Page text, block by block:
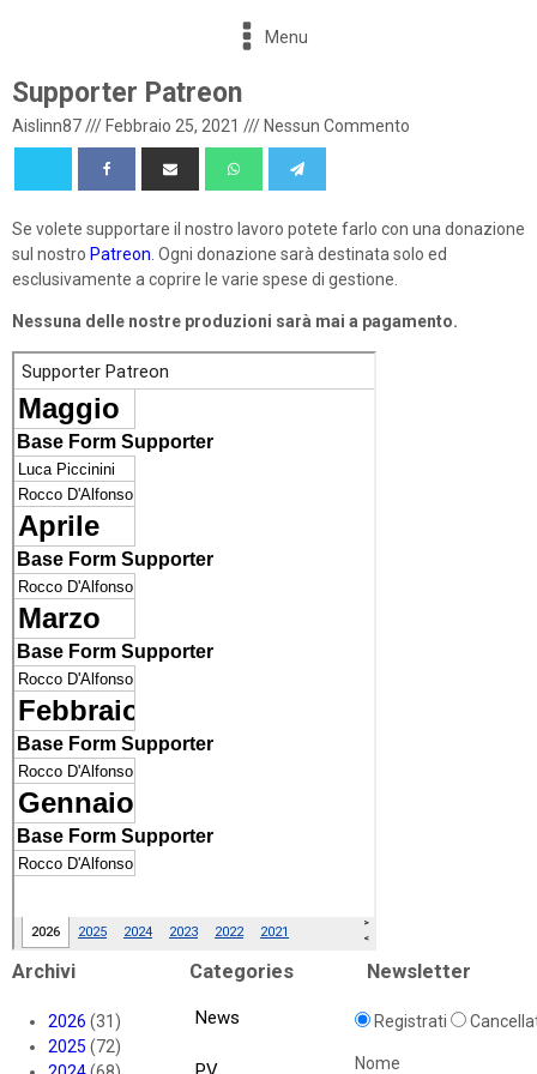
Menu
Supporter Patreon
Aislinn87/// Febbraio 25, 2021 /// Nessun Commento
Se volete supportare il nostro lavoro potete farlo con una donazione
sul nostro Patreon . Ogni donazione sarà destinata solo ed
esclusivamente a coprire le varie spese di gestione.
Nessuna delle nostre produzioni sarà mai a pagamento.
Archivi
2026 (31)
2025 (72)
Categories
News
Newsletter
Registrati
Nome